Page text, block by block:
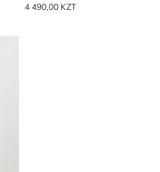
4 490,00 KZT